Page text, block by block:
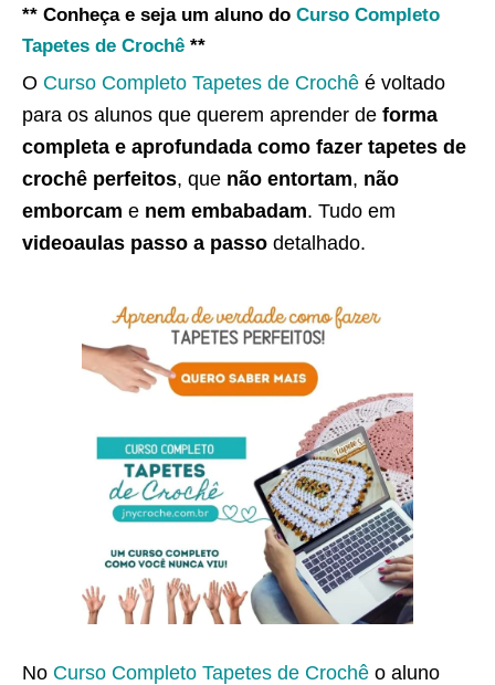
** Conheça e seja um aluno do Curso Completo
Tapetes de Crochê **
O Curso Completo Tapetes de Crochê é voltado
para os alunos que querem aprender de forma
completa e aprofundada como fazer tapetes de
crochê perfeitos, que não entortam, não
emborcam e nem embabadam. Tudo em
videoaulas passo a passo detalhado.
No Curso Completo Tapetes de Crochê o aluno